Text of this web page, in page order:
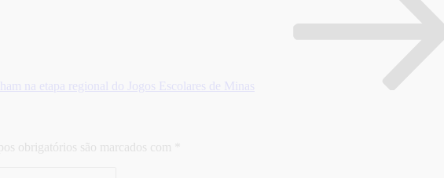
na etapa regional do Jogos Escolares de Minas
obrigatórios são marcados com